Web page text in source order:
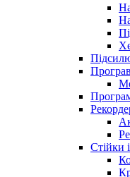
Стійки